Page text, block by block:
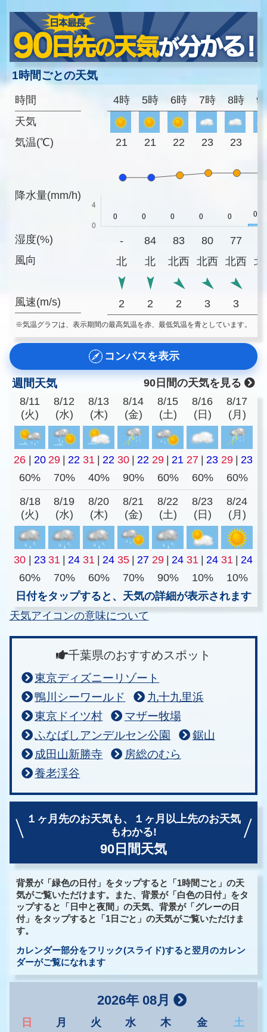
1時間ごとの天気
時間
天気
気温(℃)
降水量(mm/h)
湿度(%)
風向
風速(m/s)
4時 5時 6時 7時 8時 9
21 21 22 23 23
- 84 83 80 77
北
北 北西 北西 北西 北
2 2 2 3 3
※気温グラフは、表示期間の最高気温を赤、最低気温を青としています。
コンパスを表示
週間天気
90日間の天気を見る
8/11
(火)
8/12
(水)
8/13
(木)
8/14
(金)
8/15
(土)
8/16
(日)
8/17
(月)
26 20 29 22 31 22 30 22 29 21 27 23 29
23
60%
70% 40% 90% 60% 60% 60%
8/18
(火)
8/19
(水)
8/20
(木)
8/21
(金)
8/22
(土)
8/23
(日)
8/24
(月)
30 23 31 24 31 24 35 27 29 24 31 24 31
24
60%
70% 60% 70% 90% 10%
10%
日付をタップすると、天気の詳細が表示されます
天気アイコンの意味について
千葉県のおすすめスポット
東京ディズニーリゾート
鴨川シーワールド
九十九里浜
東京ドイツ村
マザー牧場
ふなばしアンデルセン公園
鋸山
成田山新勝寺
房総のむら
養老渓谷
１ヶ月先のお天気も、
１ヶ月以上先のお天気
もわかる!
90日間天気
背景が「緑色の日付」をタップすると「1時間ごと」の天
気がご覧いただけます。また、背景が「白色の日付」をタ
ップすると「日中と夜間」の天気、背景が「グレーの日
付」をタップすると「1日ごと」の天気がご覧いただけま
す。
カレンダー部分をフリック(スライド)すると翌月のカレン
ダーがご覧になれます
2026年 08月
日 月 火 水 木 金 土